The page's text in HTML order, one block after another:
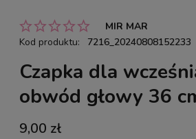
MIR MAR
Kod produktu:
7216_20240808152233
Czapka dla
obwód głowy 36
9,00 zł